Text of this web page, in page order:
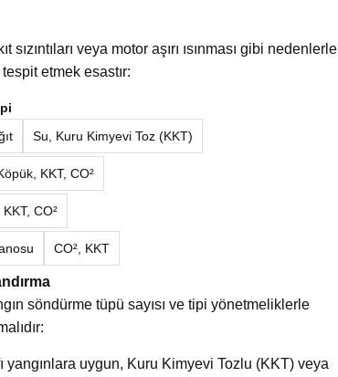
veya motor aşırı ısınması gibi nedenlerle
etmek esastır:
Su, Kuru Kimyevi Toz (KKT)
KKT, CO²
KKT, CO²
CO², KKT
söndürme tüpü sayısı ve tipi yönetmeliklerle
yangınlara uygun, Kuru Kimyevi Tozlu (KKT) veya